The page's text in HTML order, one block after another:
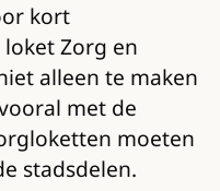
kort
Zorg en
alleen te maken
met de
moeten
stadsdelen.